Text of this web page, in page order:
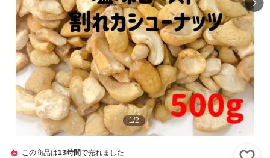
1/2
この商品は13時間で売れました